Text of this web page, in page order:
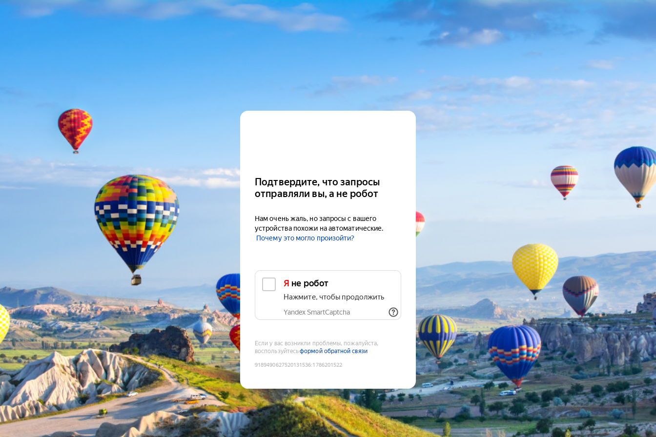
Подтвердите, что запросы
отправляли вы, а не робот
Нам очень жаль, но запросы с вашего
устройства похожи на автоматические.
Почему это могло произойти?
Я не робот
Нажмите, чтобы продолжить
Yandex SmartCaptcha
Если у вас возникли проблемы, пожалуйста,
воспользуйтесьформой обратной связи
9189490627520131536:1786201522